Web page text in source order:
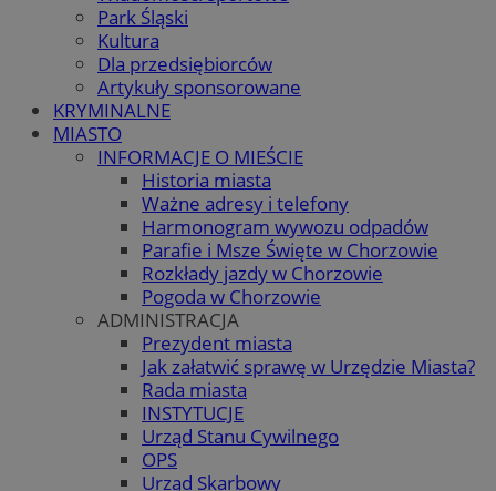
Park Śląski
Kultura
Dla przedsiębiorców
Artykuły sponsorowane
KRYMINALNE
MIASTO
INFORMACJE O MIEŚCIE
Historia miasta
Ważne adresy i telefony
Harmonogram wywozu odpadów
Parafie i Msze Święte w Chorzowie
Rozkłady jazdy w Chorzowie
Pogoda w Chorzowie
ADMINISTRACJA
Prezydent miasta
Jak załatwić sprawę w Urzędzie Miasta?
Rada miasta
INSTYTUCJE
Urząd Stanu Cywilnego
OPS
Urząd Skarbowy